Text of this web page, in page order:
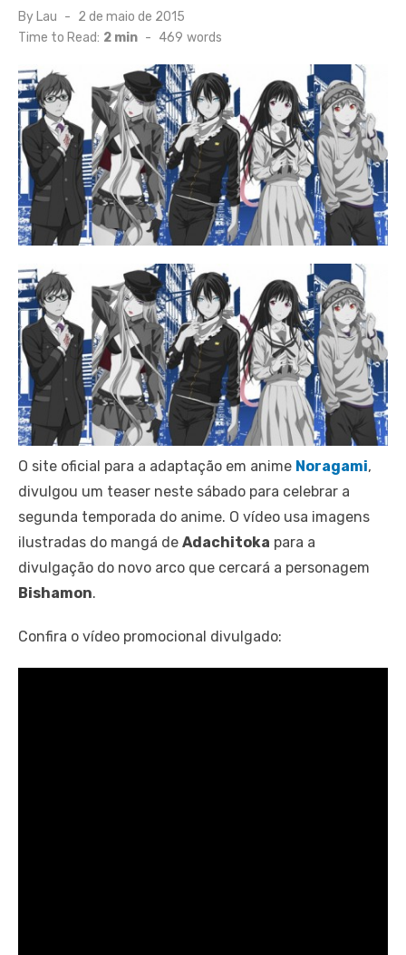
By Lau
Posted
on
2 de maio de 2015
Time to Read: 2 min - 469 words
O site oficial para a adaptação em anime Noragami,
divulgou um teaser neste sábado para celebrar a
segunda temporada do anime. O vídeo usa imagens
ilustradas do mangá de Adachitoka para a
divulgação do novo arco que cercará a personagem
Bishamon.
Confira o vídeo promocional divulgado: